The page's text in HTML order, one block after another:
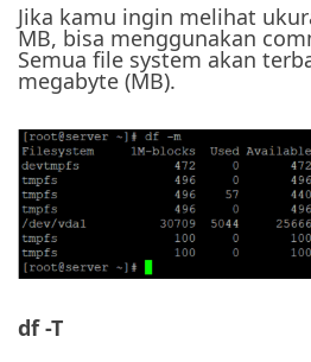
Jika kamu ingin melihat
MB, bisa menggunakan
Semua file system akan
megabyte (MB).
df -T